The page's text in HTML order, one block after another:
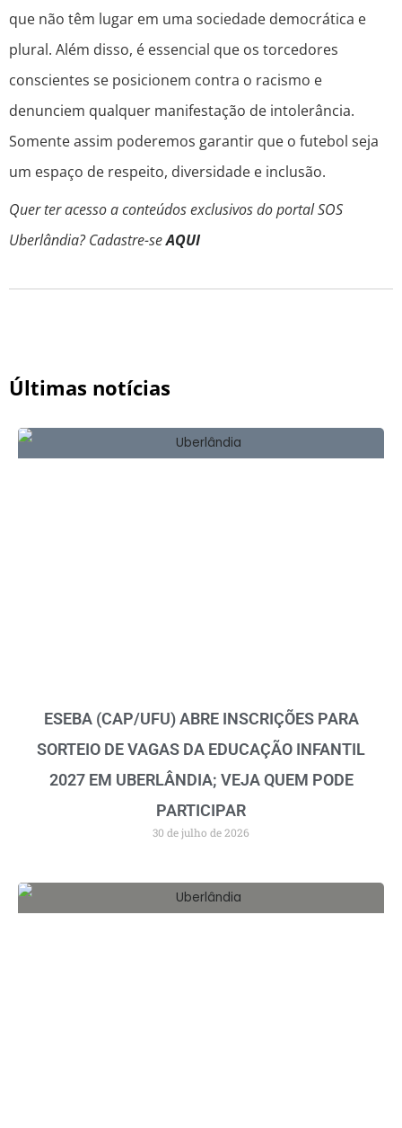
que não têm lugar em uma sociedade democrática e
plural. Além disso, é essencial que os torcedores
conscientes se posicionem contra o racismo e
denunciem qualquer manifestação de intolerância.
Somente assim poderemos garantir que o futebol seja
um espaço de respeito, diversidade e inclusão.
Quer ter acesso a conteúdos exclusivos do portal SOS
Uberlândia? Cadastre-seAQUI
Últimas notícias
ESEBA (CAP/UFU) ABRE INSCRIÇÕES PARA
SORTEIO DE VAGAS DA EDUCAÇÃO INFANTIL
2027 EM UBERLÂNDIA; VEJA QUEM PODE
PARTICIPAR
30 de julho de 2026